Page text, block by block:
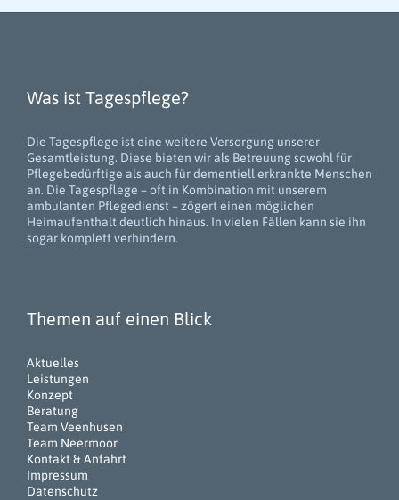
Was ist Tagespflege?
Die Tagespflege ist eine weitere Versorgung unserer
Gesamtleistung. Diese bieten wir als Betreuung sowohl für
Pflegebedürftige als auch für dementiell erkrankte Menschen
an. Die Tagespflege – oft in Kombination mit unserem
ambulanten Pflegedienst – zögert einen möglichen
Heimaufenthalt deutlich hinaus. In vielen Fällen kann sie ihn
sogar komplett verhindern.
Themen auf einen Blick
Aktuelles
Leistungen
Konzept
Beratung
Team Veenhusen
Team Neermoor
Kontakt & Anfahrt
Impressum
Datenschutz